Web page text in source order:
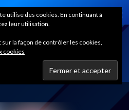
Home
utilise des cookies. En continuant à
leur utilisation.
la façon de contrôler les cookies,
cookies